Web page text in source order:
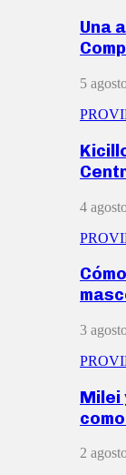
Una
5
4
3
Milei
2